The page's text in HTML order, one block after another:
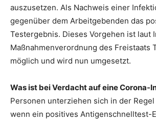
auszusetzen. Als Nachweis einer
gegenüber dem Arbeitgebenden das
Testergebnis. Dieses Vorgehen ist laut
Maßnahmenverordnung des Freistaats
möglich und wird nun umgesetzt.
Was ist bei Verdacht auf eine Corona-
Personen unterziehen sich in der Regel
wenn ein positives Antigenschnelltest-